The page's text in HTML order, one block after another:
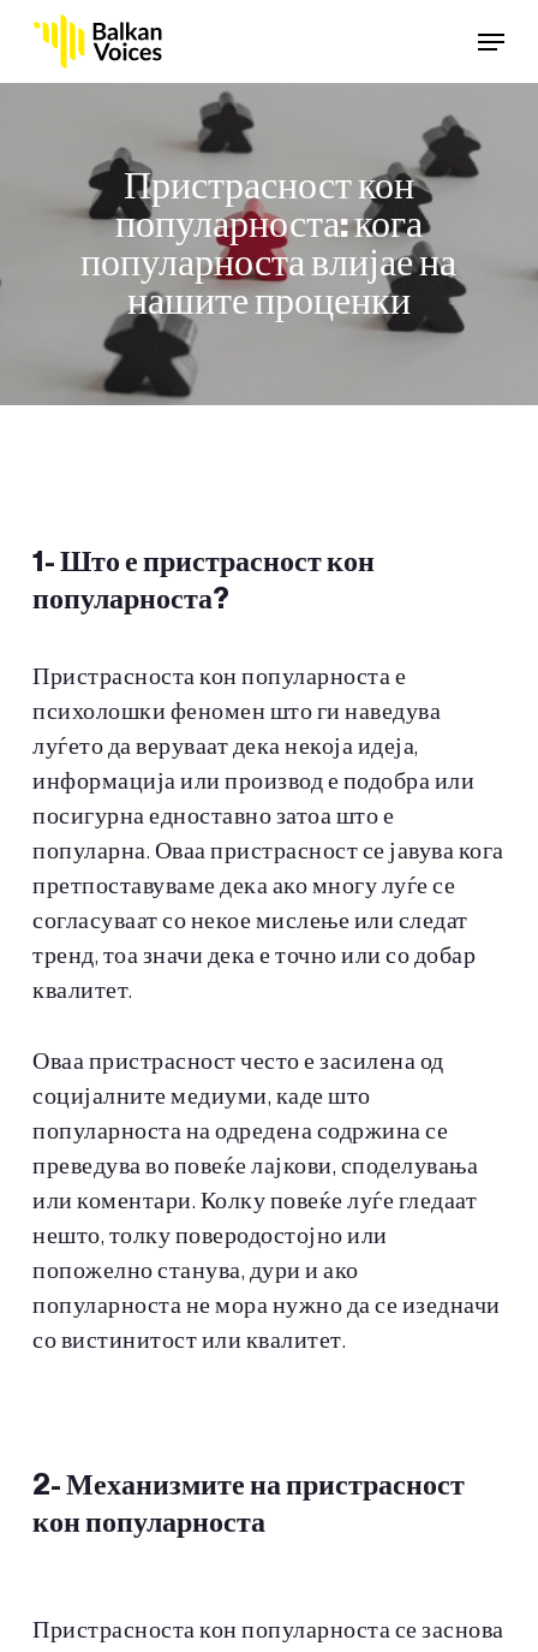
Skip
main
Menu
Пристрасност кон
популарноста: кога
популарноста влијае на
нашите проценки
1-Што е пристрасност кон
популарноста?
Пристрасноста кон популарноста е
психолошки феномен што ги наведува
луѓето да веруваат дека некоја идеја,
информација или производ е подобра или
посигурна едноставно затоа што е
популарна. Оваа пристрасност се јавува кога
претпоставуваме дека ако многу луѓе се
согласуваат со некое мислење или следат
тренд, тоа значи дека е точно или со добар
квалитет.
Оваа пристрасност често е засилена од
социјалните медиуми, каде што
популарноста на одредена содржина се
преведува во повеќе лајкови, споделувања
или коментари. Колку повеќе луѓе гледаат
нешто, толку поверодостојно или
попожелно станува, дури и ако
популарноста не мора нужно да се изедначи
со вистинитост или квалитет.
2-Механизмите на пристрасност
кон популарноста
Пристрасноста кон популарноста се заснова